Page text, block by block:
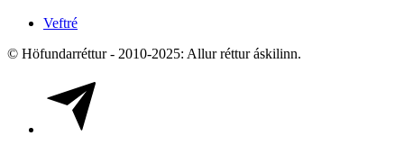
Veftré
© Höfundarréttur - 2010-2025: Allur réttur áskilinn.